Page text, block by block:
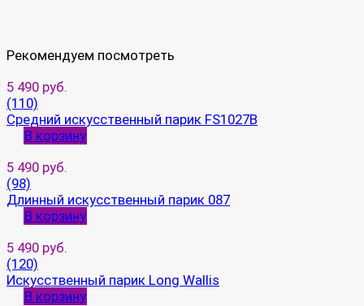
Рекомендуем посмотреть
5 490 руб.
(110)
Средний искусственный парик FS1027B
В корзину
5 490 руб.
(98)
Длинный искусственный парик 087
В корзину
5 490 руб.
(120)
Искусственный парик Long Wallis
В корзину